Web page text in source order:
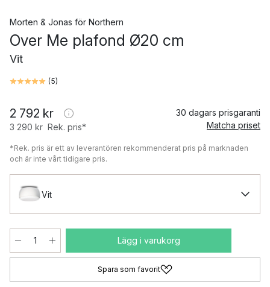
Morten & Jonas för Northern
Over Me plafond Ø20 cm
Vit
(5)
2 792 kr
3 290 kr Rek. pris*
30 dagars prisgaranti
Matcha priset
*Rek. pris är ett av leverantören rekommenderat pris på marknaden
och är inte vårt tidigare pris.
Vit
Lägg i varukorg
Spara som favorit